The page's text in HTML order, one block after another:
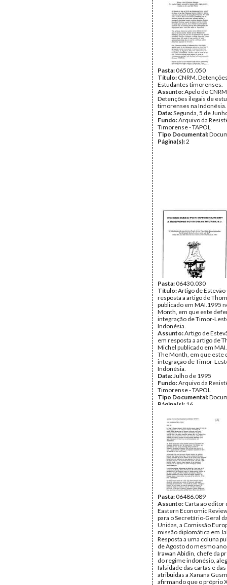
Pasta:06505.050
Título: CNRM.
Estudantes timorenses.
Assunto:Apelo do
Detenções ilegais de
timorenses na Indonésia.
Data:Segunda, 5 de
Fundo:Arquivo da
Timorense - TAPOL
Tipo Documental:
Página(s):2
Pasta:06430.030
Título:Artigo de Estevão
resposta a artigo de
publicado em MAI.1995
Month, em que este
integração de Timor-
Indonésia.
Assunto:Artigo de
em resposta a artigo de
Michel publicado em
The Month, em que este
integração de Timor-
Indonésia.
Data:Julho de 1995
Fundo:Arquivo da
Timorense - TAPOL
Tipo Documental:
Página(s): 16
Pasta:06486.089
Assunto: Carta ao editor
Eastern Economic
para o Secretário-Geral
Unidas, a Comissão
missão diplomática em
Resposta a uma coluna
de Agosto do mesmo
Irawan Abidin, chefe da
do regime indonésio,
falsidade das cartas e
atribuidas a Xanana
afirmando que o próprio